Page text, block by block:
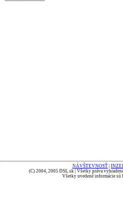
NÁVŠTEVNOSŤ
(C) 2004, 2005 DSL.sk | Všetky práva
Všetky uvedené informácie sú